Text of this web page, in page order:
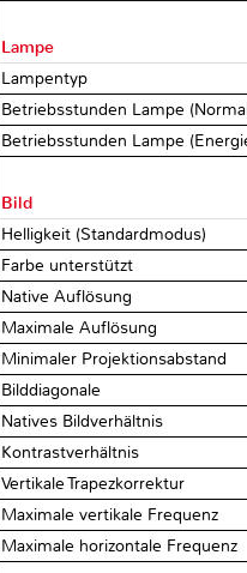
Lampe
Lampentyp
Betriebsstunden Lampe
Betriebsstunden Lampe
Bild
Helligkeit (Standardmodus)
Farbe unterstützt
Native Auflösung
Maximale Auflösung
Minimaler Projektionsabstand
Bilddiagonale
Natives Bildverhältnis
Kontrastverhältnis
Vertikale Trapezkorrektur
Maximale vertikale Frequenz
Maximale horizontale Frequenz